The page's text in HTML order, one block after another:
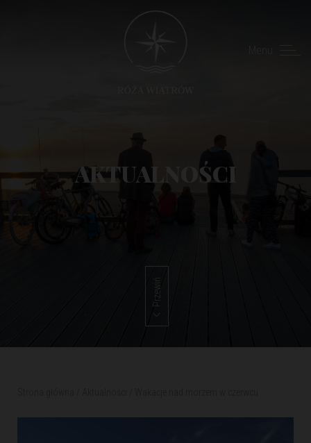
AKTUALNOŚCI
Przewiń